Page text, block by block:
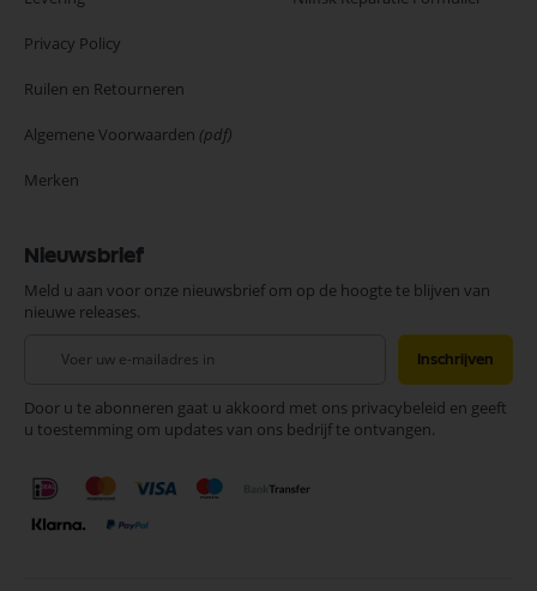
Privacy Policy
Ruilen en Retourneren
Algemene Voorwaarden (pdf)
Merken
Nieuwsbrief
Meld u aan voor onze nieuwsbrief om op de hoogte te blijven van
nieuwe releases.
onze
nieuwsbrief
Inschrijven
Door u te abonneren gaat u akkoord met ons privacybeleid en geeft
u toestemming om updates van ons bedrijf te ontvangen.